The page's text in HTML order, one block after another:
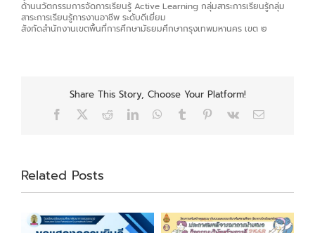
ด้านนวัตกรรมการจัดการเรียนรู้ Active Learning กลุ่มสาระการเรียนรู้กลุ่ม
สาระการเรียนรู้การงานอาชีพ ระดับดีเยี่ยม
สังกัดสำนักงานเขตพื้นที่การศึกษามัธยมศึกษากรุงเทพมหานคร เขต ๒
Share This Story, Choose Your Platform!
Facebook RedditLinkedInWhatsApp
Tumblr Pinterest
Vk Email
Related Posts